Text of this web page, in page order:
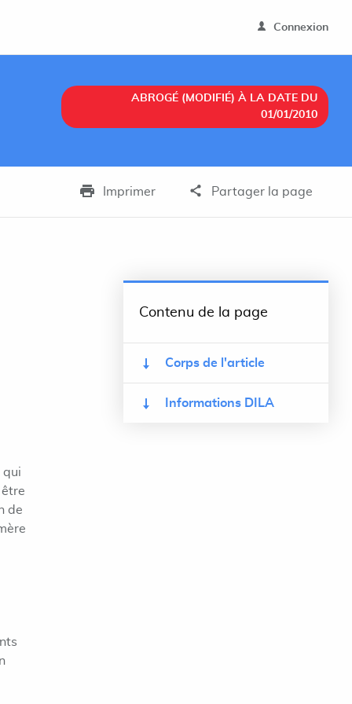
Connexion
ABROGÉ (MODIFIÉ) À LA DATE DU
01/01/2010
Imprimer Partager la page
qui
de
Contenu de la page
Corps de l'article
Informations DILA